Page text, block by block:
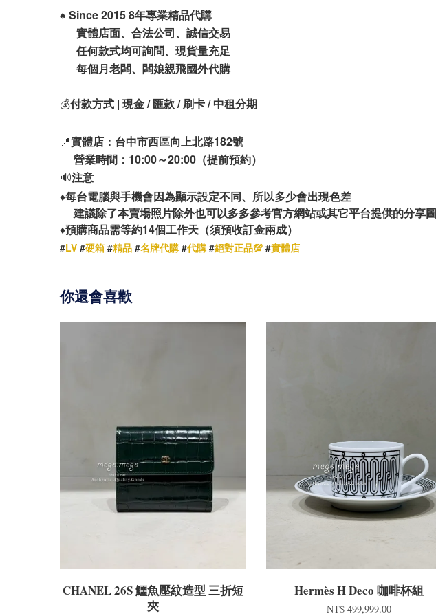
♠️ Since 2015 8年專業精品代購
實體店面、合法公司、誠信交易
任何款式均可詢問、現貨量充足
每個月老闆、闆娘親飛國外代購
💰付款方式 | 現金 / 匯款 / 刷卡 / 中租分期
📍實體店：台中市西區向上北路182號
營業時間：10:00～20:00（提前預約）
🔊注意
♦️每台電腦與手機會因為顯示設定不同、所以多少會出現色差
建議除了本賣場照片除外也可以多多參考官方網站或其它平台提供的分享圖
♦️預購商品需等約14個工作天（須預收訂金兩成）
#LV #硬箱 #精品 #名牌代購 #代購 #絕對正品💯 #實體店
你還會喜歡
CHANEL 26S 鱷魚壓紋造型 三折短
夾
Hermès H Deco 咖啡杯組
NT$ 499,999.00